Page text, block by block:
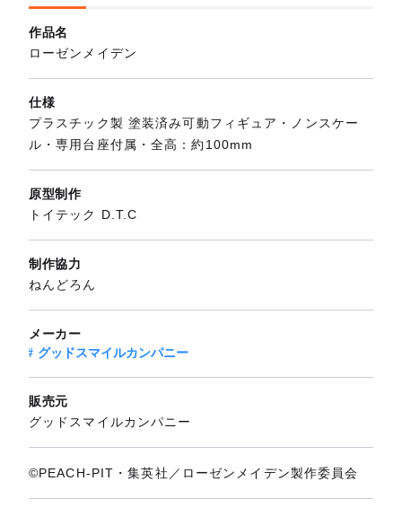
作品名
ローゼンメイデン
仕様
プラスチック製 塗装済み可動フィギュア・ノンスケー
ル・専用台座付属・全高：約100mm
原型制作
トイテック D.T.C
制作協力
ねんどろん
メーカー
グッドスマイルカンパニー
販売元
グッドスマイルカンパニー
©PEACH-PIT・集英社／ローゼンメイデン製作委員会